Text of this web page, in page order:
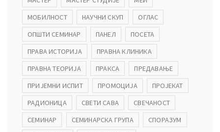
МОБИЛНОСТ
НАУЧНИ СКУП
ОГЛАС
ОПШТИ СЕМИНАР
ПАНЕЛ
ПОСЕТА
ПРАВА ИСТОРИЈА
ПРАВНА КЛИНИКА
ПРАВНА ТЕОРИЈА
ПРАКСА
ПРЕДАВАЊЕ
ПРИЈЕМНИ ИСПИТ
ПРОМОЦИЈА
ПРОЈЕКАТ
РАДИОНИЦА
СВЕТИ САВА
СВЕЧАНОСТ
СЕМИНАР
СЕМИНАРСКА ГРУПА
СПОРАЗУМ